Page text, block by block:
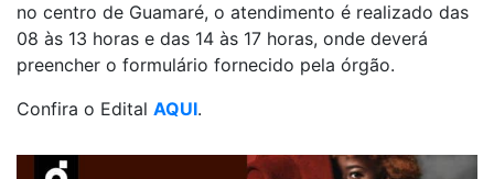
no centro de Guamaré, o atendimento é realizado das
08 às 13 horas e das 14 às 17 horas, onde deverá
preencher o formulário fornecido pela órgão.
Confira o Edital AQUI.